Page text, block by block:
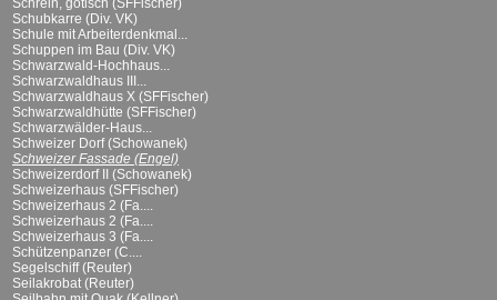
Schrein, gotisch (SFFischer)
Schubkarre (Div. VK)
Schule mit Arbeiterdenkmal...
Schuppen im Bau (Div. VK)
Schwarzwald-Hochhaus...
Schwarzwaldhaus III...
Schwarzwaldhaus X (SFFischer)
Schwarzwaldhütte (SFFischer)
Schwarzwälder-Haus...
Schweizer Dorf (Schowanek)
Schweizer Fassade (Engel)
Schweizerdorf II (Schowanek)
Schweizerhaus (SFFischer)
Schweizerhaus 2 (Fa....
Schweizerhaus 2 (Fa....
Schweizerhaus 3 (Fa....
Schützenpanzer (C....
Segelschiff (Reuter)
Seilakrobat (Reuter)